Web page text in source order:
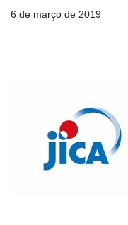
6 de março de 2019